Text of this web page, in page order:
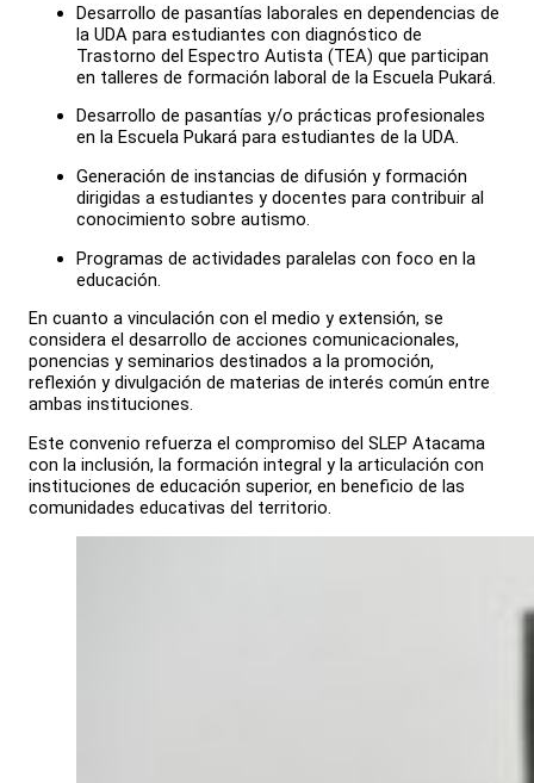
Desarrollo de pasantías laborales en dependencias de
la UDA para estudiantes con diagnóstico de
Trastorno del Espectro Autista (TEA) que participan
en talleres de formación laboral de la Escuela Pukará.
Desarrollo de pasantías y/o prácticas profesionales
en la Escuela Pukará para estudiantes de la UDA.
Generación de instancias de difusión y formación
dirigidas a estudiantes y docentes para contribuir al
conocimiento sobre autismo.
Programas de actividades paralelas con foco en la
educación.
En cuanto a vinculación con el medio y extensión, se
considera el desarrollo de acciones comunicacionales,
ponencias y seminarios destinados a la promoción,
reflexión y divulgación de materias de interés común entre
ambas instituciones.
Este convenio refuerza el compromiso del SLEP Atacama
con la inclusión, la formación integral y la articulación con
instituciones de educación superior, en beneficio de las
comunidades educativas del territorio.